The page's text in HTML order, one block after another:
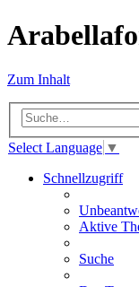
Zum Inhalt
Select Language ▼
Schnellzugriff
Aktive
Suche